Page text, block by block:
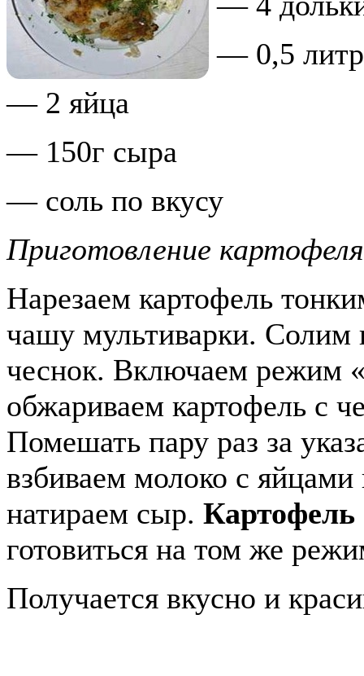
— 0,5
— 2 яйца
— 150г сыра
— соль по вкусу
Приготовление
Нарезаем картофель
чашу мультиварки. Солим
чеснок. Включаем режим
обжариваем картофель с
Помешать пару раз за
взбиваем молоко с
натираем сыр.
готовиться на том же
Получается вкусно и